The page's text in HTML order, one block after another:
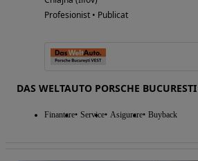
Profesionist • Publicat
DAS WELTAUTO PORSCHE BUCURESTI
Finantare Service Asigurare Buyback